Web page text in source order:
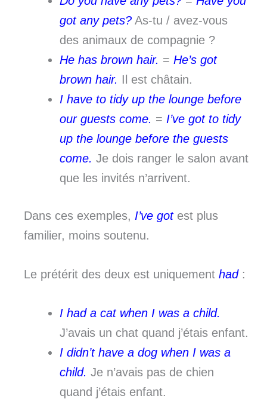
got any pets? As-tu / avez-vous
des animaux de compagnie ?
He has brown hair. = He’s got
brown hair. Il est châtain.
I have to tidy up the lounge before
our guests come. = I’ve got to tidy
up the lounge before the guests
come. Je dois ranger le salon avant
que les invités n’arrivent.
Dans ces exemples, I’ve gotest plus
familier, moins soutenu.
Le prétérit des deux est uniquement had:
I had a cat when I was a child.
J’avais un chat quand j’étais enfant.
I didn’t have a dog when I was a
child. Je n’avais pas de chien
quand j’étais enfant.